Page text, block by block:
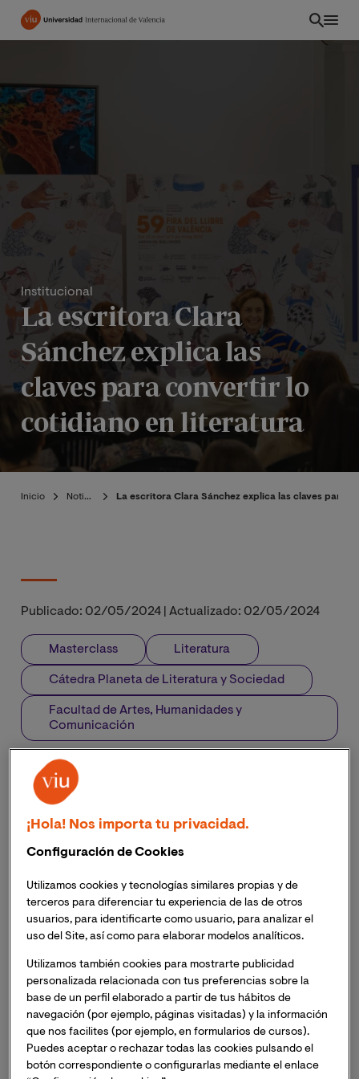
Pasar
EC
Institucional
La escritora Clara
Sánchez explica las
claves para convertir lo
cotidiano en literatura
Inicio Noticias La escritora Clara Sánchez explica las claves para
Publicado: 02/05/2024 Actualizado: 02/05/2024
Masterclass Literatura
Cátedra Planeta de Literatura y Sociedad
Facultad de Artes, Humanidades y
Comunicación
Puedes ver la masterclass completa aquí
La escritora Clara Sánchez, impartió, junto con la
Planeta-VIU y directora de Relaciones editoriales
de Planeta, Ana Gavín una masterclass organizada
por VIU
Sánchez, ganadora de los premios Planeta, Nadal
ocupa el sillón correspondiente a la letra X de la
Real Academia de la Lengua Española
Este pasado 27 de abril, la Feria del Libro de Valencia
acogió la masterclass organizada por la Facultad de
Artes, Humanidades y Comunicación de VIU, "Cuando
¡Hola! Nos importa tu privacidad.
Configuración de Cookies
Utilizamos cookies y tecnologías similares propias y de
terceros para diferenciar tu experiencia de las de otros
usuarios, para identificarte como usuario, para analizar el
uso del Site, así como para elaborar modelos analíticos.
Utilizamos también cookies para mostrarte publicidad
personalizada relacionada con tus preferencias sobre la
base de un perfil elaborado a partir de tus hábitos de
navegación (por ejemplo, páginas visitadas) y la información
que nos facilites (por ejemplo, en formularios de cursos).
Puedes aceptar o rechazar todas las cookies pulsando el
botón correspondiente o configurarlas mediante el enlace